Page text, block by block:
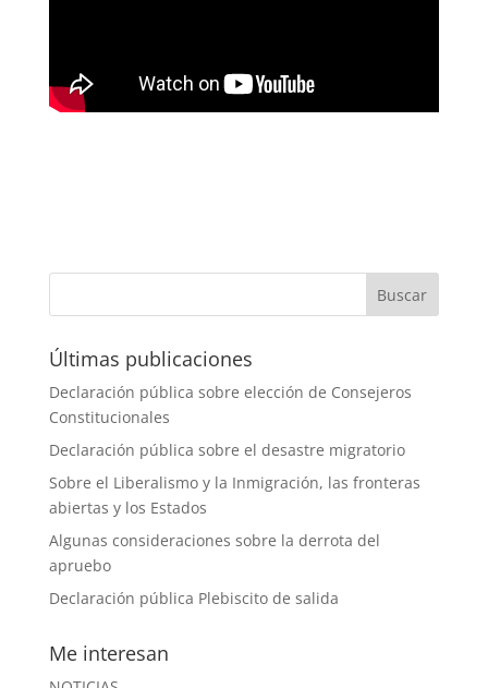
Últimas publicaciones
Declaración pública sobre elección de Consejeros
Constitucionales
Declaración pública sobre el desastre migratorio
Sobre el Liberalismo y la Inmigración, las fronteras
abiertas y los Estados
Algunas consideraciones sobre la derrota del
apruebo
Declaración pública Plebiscito de salida
Me interesan